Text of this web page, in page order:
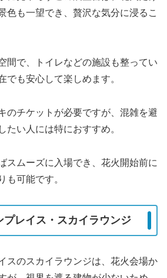
色も一望でき、贅沢な気分に浸るこ
間で、トイレなどの施設も整ってい
でも安心して楽しめます。
のチケットが必要ですが、混雑を避
たい人には特におすすめ。
スムーズに入場でき、花火開始前に
も可能です。
プレイス・スカイラウンジ
スのスカイラウンジは、花火会場か